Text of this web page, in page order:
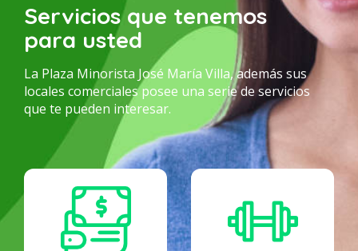
Servicios que tenemos
para usted
La Plaza Minorista José María Villa, además sus
locales comerciales posee una serie de servicios
que te pueden interesar.